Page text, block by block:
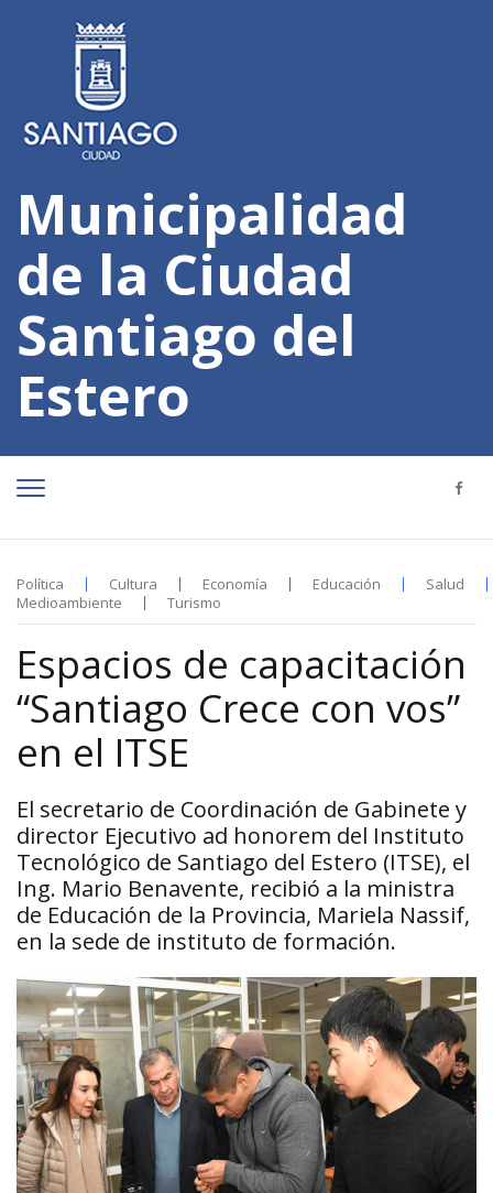
Municipalidad
de la Ciudad
Santiago del
Estero
Política Cultura Economía Educación
Salud
Medioambiente
Turismo
Espacios de capacitación
“Santiago Crece con vos”
en el ITSE
El secretario de Coordinación de Gabinete y
director Ejecutivo ad honorem del Instituto
Tecnológico de Santiago del Estero (ITSE), el
Ing. Mario Benavente, recibió a la ministra
de Educación de la Provincia, Mariela Nassif,
en la sede de instituto de formación.